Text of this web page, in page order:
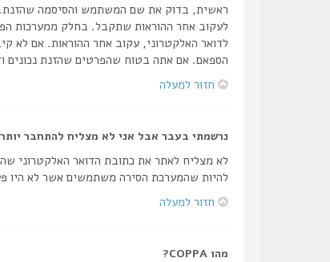
לעקוב אחר ההוראות שתקבל. בחלק ממערכות
לדואר האלקטרוני, עקוב אחר ההוראות. אם לא
הספאם. אם אתה בטוח שהפרטים שהזנת נכונים
חזור למעלה
נרשמתי בעבר אבל אני לא מצליח להתחבר
לא מצליח לאתר את כתובת הדואר האלקטרוני
להיות שהמערכת הסירה משתמשים אשר לא היו
חזור למעלה
מהו COPPA?